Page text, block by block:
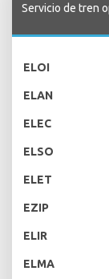
Servicio de tren
ELOI
ELAN
ELEC
ELSO
ELET
EZIP
ELIR
ELMA